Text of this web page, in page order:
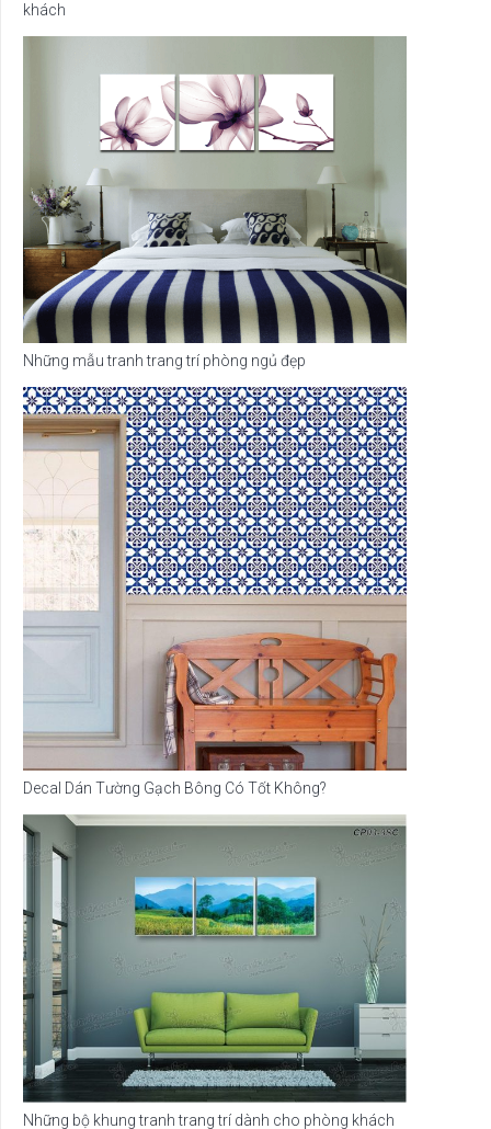
khách
Những mẫu tranh trang trí phòng ngủ đẹp
Decal Dán Tường Gạch Bông Có Tốt Không?
Những bộ khung tranh trang trí dành cho phòng khách